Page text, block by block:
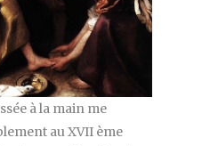
à la main me
au XVII ème